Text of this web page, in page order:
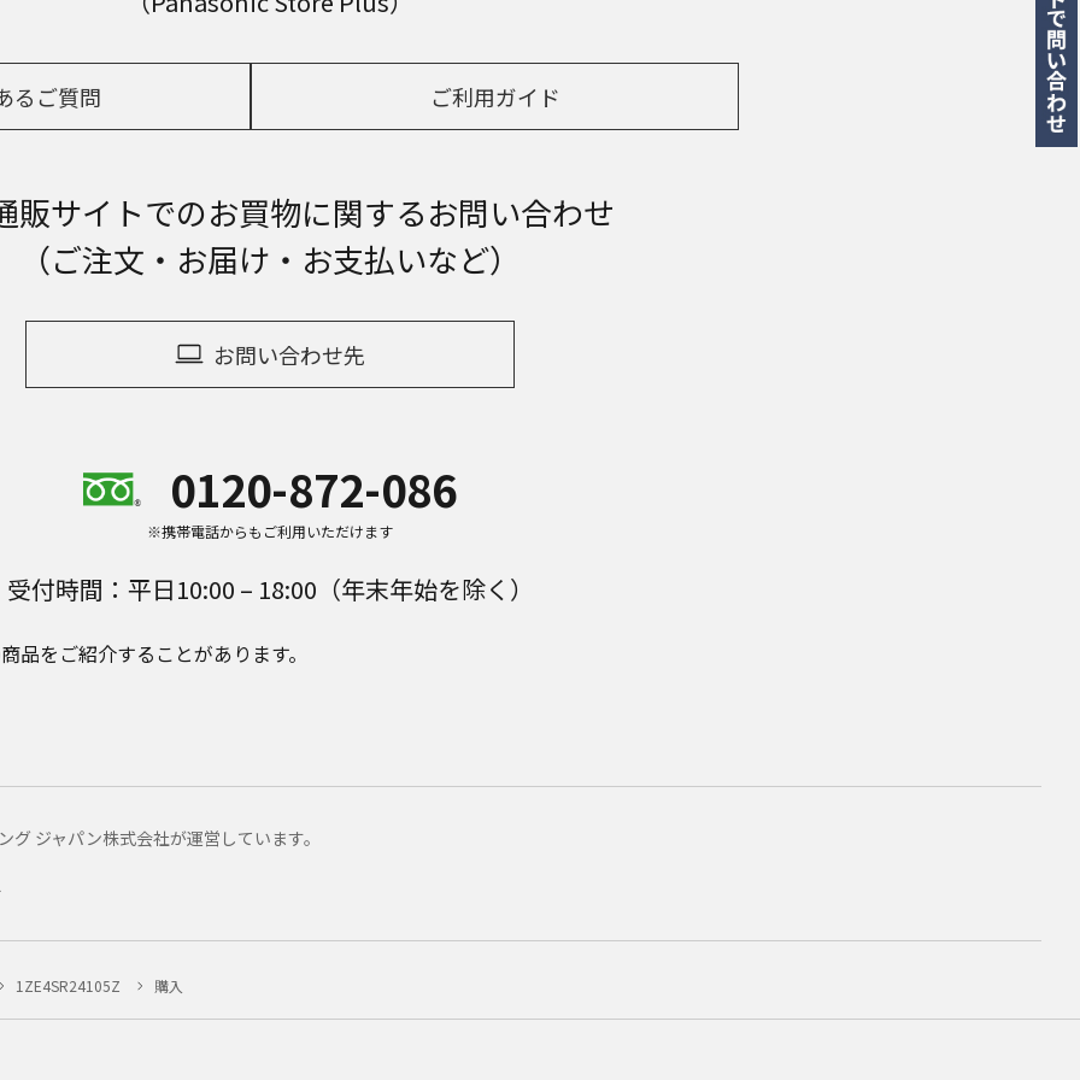
るご質問 ご利用ガイド
販サイトでのお買物に関するお問い合わせ
（ご注文・お届け・お支払いなど）
お問い合わせ先
0120-872-086
※携帯電話からもご利用いただけます
受付時間：平日10:00 – 18:00（年末年始を除く）
品をご紹介することがあります。
ジャパン株式会社が運営しています。
1ZE4SR24105Z 購入